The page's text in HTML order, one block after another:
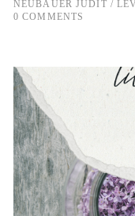
NEUBAUER JUDIT
0 COMMENTS